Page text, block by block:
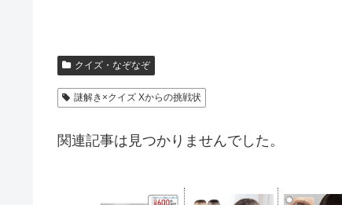
クイズ・なぞなぞ
謎解き×クイズ Xからの挑戦状
関連記事は見つかりませんでした。